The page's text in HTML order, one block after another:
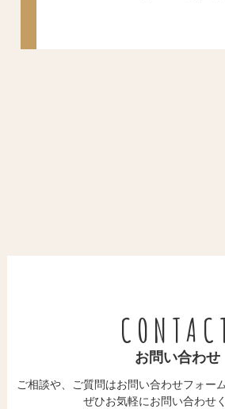
お問い合わせ
ご相談や、ご質問はお問い合わせフォー
ぜひお気軽にお問い合わせ